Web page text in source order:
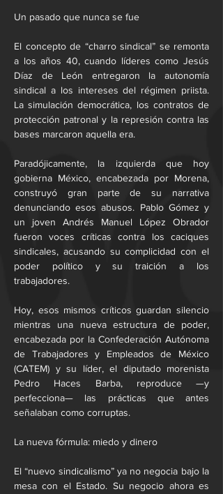
Un pasado que nunca se fue
El concepto de “charro sindical” se remonta
a los años 40, cuando líderes como Jesús
Díaz de León entregaron la autonomía
sindical a los intereses del régimen priista.
La simulación democrática, los contratos de
protección patronal y la represión contra las
bases marcaron aquella era.
Paradójicamente, la izquierda que hoy
gobierna México, encabezada por Morena,
construyó gran parte de su narrativa
denunciando esos abusos. Pablo Gómez y
un joven Andrés Manuel López Obrador
fueron voces críticas contra los caciques
sindicales, acusando su complicidad con el
poder político y su traición a los
trabajadores.
Hoy, esos mismos críticos guardan silencio
mientras una nueva estructura de poder,
encabezada por la Confederación Autónoma
de Trabajadores y Empleados de México
(CATEM) y su líder, el diputado morenista
Pedro Haces Barba, reproduce —y
perfecciona— las prácticas que antes
señalaban como corruptas.
La nueva fórmula: miedo y dinero
El “nuevo sindicalismo” ya no negocia bajo la
mesa con el Estado. Su negocio ahora es